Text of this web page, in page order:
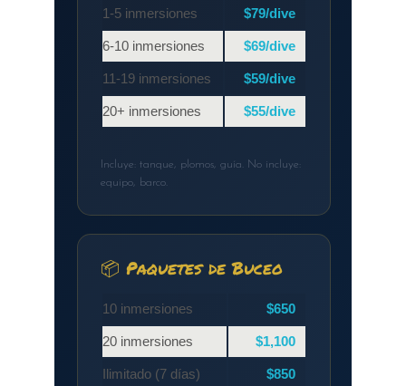
1-5 inmersiones $79/dive
6-10 inmersiones $69/dive
11-19 inmersiones $59/dive
20+ inmersiones $55/dive
Incluye: tanque, plomos, guía. No incluye:
equipo, barco.
📦 Paquetes de Buceo
10 inmersiones $650
20 inmersiones $1,100
Ilimitado (7 días) $850